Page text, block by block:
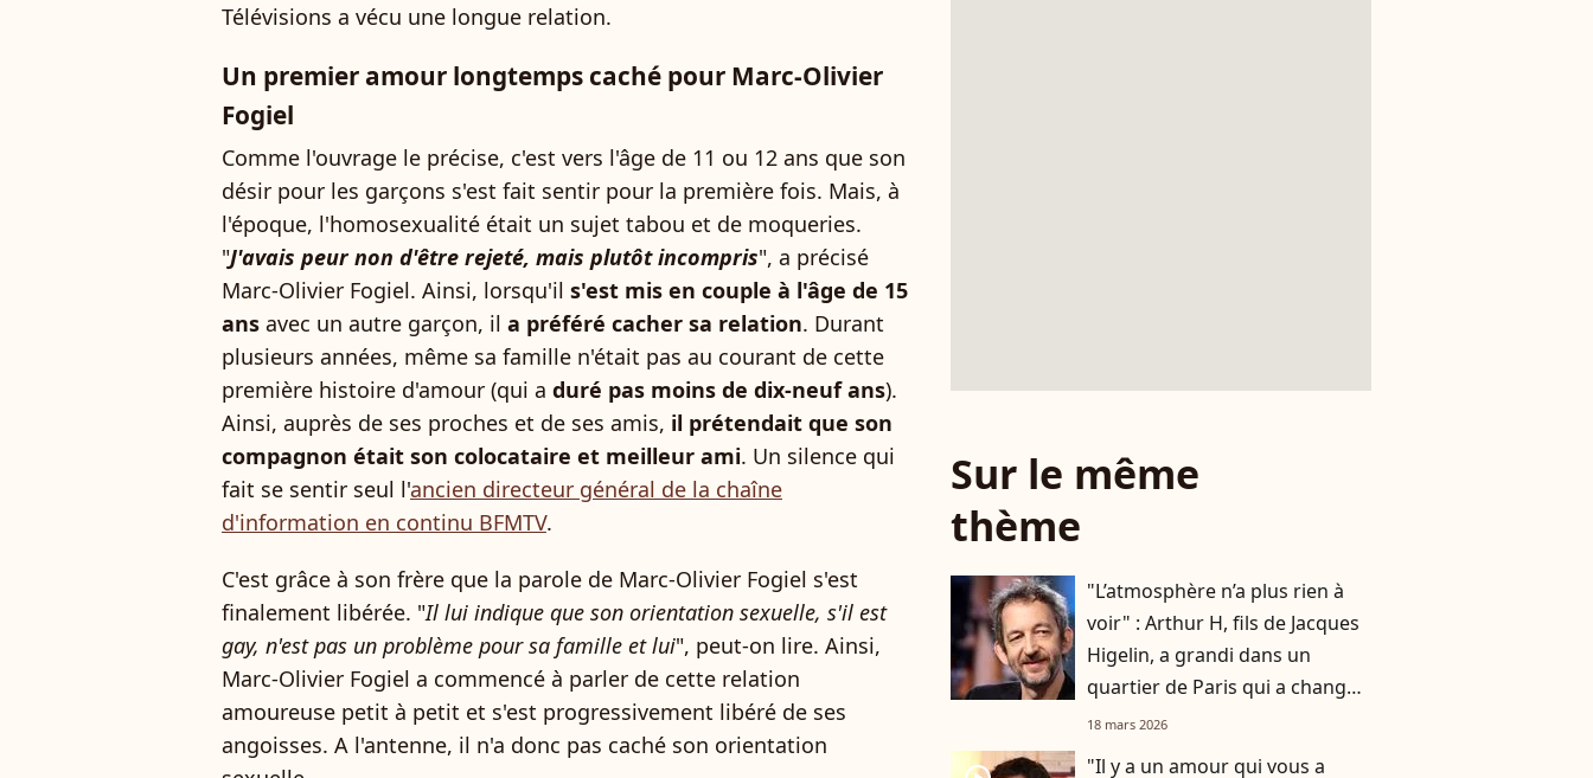
Télévisions a vécu une longue relation.
Un premier amour longtemps caché pour Marc-Olivier
Fogiel
Comme l'ouvrage le précise, c'est vers l'âge de 11 ou 12 ans que son
désir pour les garçons s'est fait sentir pour la première fois. Mais, à
l'époque, l'homosexualité était un sujet tabou et de moqueries.
"J'avais peur non d'être rejeté, mais plutôt incompris", a précisé
Marc-Olivier Fogiel. Ainsi, lorsqu'il s'est mis en couple à l'âge de 15
ans avec un autre garçon, il a préféré cacher sa relation. Durant
plusieurs années, même sa famille n'était pas au courant de cette
première histoire d'amour (qui a duré pas moins de dix-neuf ans).
Ainsi, auprès de ses proches et de ses amis, il prétendait que son
compagnon était son colocataire et meilleur ami. Un silence qui
fait se sentir seul l'ancien directeur général de la chaîne
d'information en continu BFMTV.
C'est grâce à son frère que la parole de Marc-Olivier Fogiel s'est
finalement libérée. "Il lui indique que son orientation sexuelle, s'il est
gay, n'est pas un problème pour sa famille et lui", peut-on lire. Ainsi,
Marc-Olivier Fogiel a commencé à parler de cette relation
amoureuse petit à petit et s'est progressivement libéré de ses
angoisses. A l'antenne, il n'a donc pas caché son orientation
Sur le même
thème
"L’atmosphère n’a plus rien à
voir" : Arthur H, fils de Jacques
Higelin, a grandi dans un
quartier de Paris qui a changé
du tout au tout
18 mars 2026
"Il y a un amour qui vous a